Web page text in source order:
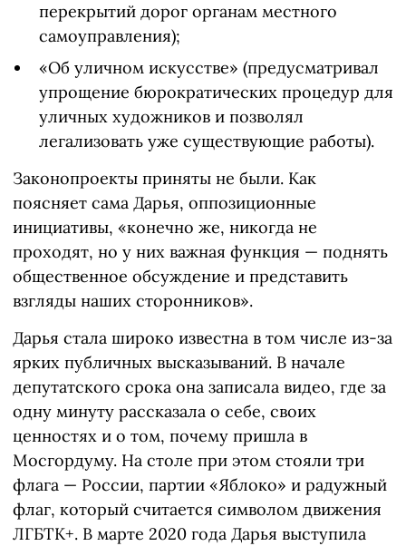
перекрытий дорог органам местного
самоуправления);
«Об уличном искусстве» (предусматривал
упрощение бюрократических процедур для
уличных художников и позволял
легализовать уже существующие работы).
Законопроекты приняты не были. Как
поясняет сама Дарья, оппозиционные
инициативы, «конечно же, никогда не
проходят, но у них важная функция — поднять
общественное обсуждение и представить
взгляды наших сторонников».
Дарья стала широко известна в том числе из-за
ярких публичных высказываний. В начале
депутатского срока она записала видео, где за
одну минуту рассказала о себе, своих
ценностях и о том, почему пришла в
Мосгордуму. На столе при этом стояли три
флага — России, партии «Яблоко» и радужный
флаг, который считается символом движения
ЛГБТК+. В марте 2020 года Дарья выступила